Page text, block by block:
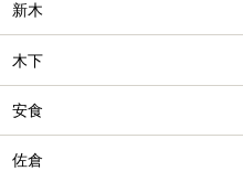
新木
木下
安食
佐倉